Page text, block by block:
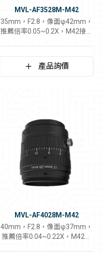
MVL-AF3528M-M42
35mm，F2.8，像面φ42mm，
推薦倍率0.05~0.2X，M42接口
產品詢價
MVL-AF4028M-M42
40mm，F2.8，像面φ37mm，
推薦倍率0.04~0.22X，M42接